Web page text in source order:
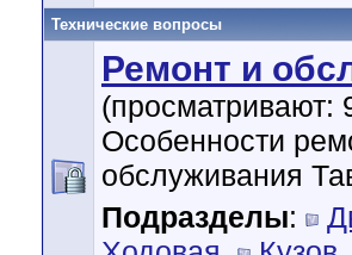
Технические вопросы
Ремонт и
(просматривают:
Особенности
обслуживания
Подразделы: